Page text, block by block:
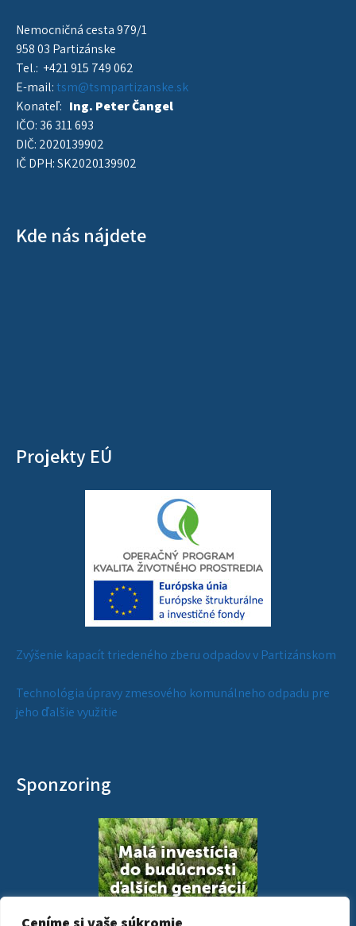
Nemocničná cesta 979/1
958 03 Partizánske
Tel.: +421 915 749 062
E-mail:tsm@tsmpartizanske.sk
Konateľ: Ing. Peter Čangel
IČO: 36 311 693
DIČ: 2020139902
IČ DPH: SK2020139902
Kde nás nájdete
Projekty EÚ
Zvýšenie kapacít triedeného zberu odpadov v Partizánskom
Technológia úpravy zmesového komunálneho odpadu pre
jeho ďalšie využitie
Sponzoring